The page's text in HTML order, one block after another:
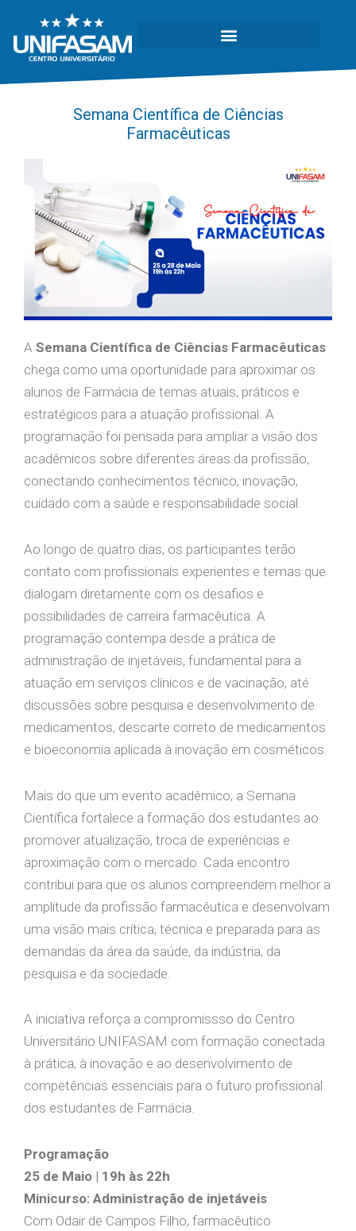
Semana Científica de Ciências
Farmacêuticas
A Semana Científica de Ciências Farmacêuticas
chega como uma oportunidade para aproximar os
alunos de Farmácia de temas atuais, práticos e
estratégicos para a atuação profissional. A
programação foi pensada para ampliar a visão dos
acadêmicos sobre diferentes áreas da profissão,
conectando conhecimentos técnico, inovação,
cuidado com a saúde e responsabilidade social.
Ao longo de quatro dias, os participantes terão
contato com profissionais experientes e temas que
dialogam diretamente com os desafios e
possibilidades de carreira farmacêutica. A
programação contempa desde a prática de
administração de injetáveis, fundamental para a
atuação em serviços clínicos e de vacinação, até
discussões sobre pesquisa e desenvolvimento de
medicamentos, descarte correto de medicamentos
e bioeconomia aplicada à inovação em cosméticos.
Mais do que um evento acadêmico, a Semana
Científica fortalece a formação dos estudantes ao
promover atualização, troca de experiências e
aproximação com o mercado. Cada encontro
contribui para que os alunos compreendem melhor a
amplitude da profissão farmacêutica e desenvolvam
uma visão mais crítica, técnica e preparada para as
demandas da área da saúde, da indústria, da
pesquisa e da sociedade.
A iniciativa reforça a compromissso do Centro
Universitário UNIFASAM com formação conectada
à prática, à inovação e ao desenvolvimento de
competências essenciais para o futuro profissional
dos estudantes de Farmácia.
Programação
25 de Maio | 19h às 22h
Minicurso: Administração de injetáveis
Com Odair de Campos Filho, farmacêutico